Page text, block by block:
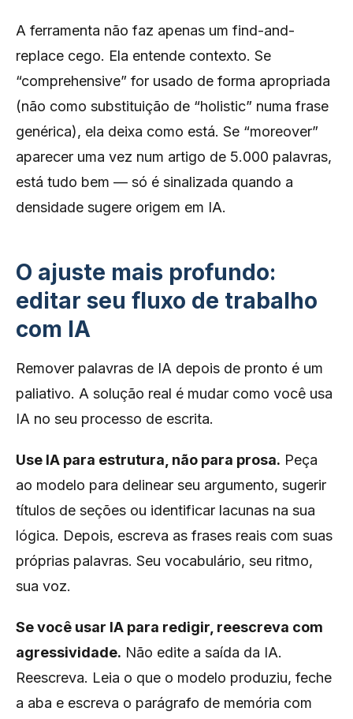
A ferramenta não faz apenas um find-and-
replace cego. Ela entende contexto. Se
“comprehensive” for usado de forma apropriada
(não como substituição de “holistic” numa frase
genérica), ela deixa como está. Se “moreover”
aparecer uma vez num artigo de 5.000 palavras,
está tudo bem — só é sinalizada quando a
densidade sugere origem em IA.
O ajuste mais profundo:
editar seu fluxo de trabalho
com IA
Remover palavras de IA depois de pronto é um
paliativo. A solução real é mudar como você usa
IA no seu processo de escrita.
Use IA para estrutura, não para prosa. Peça
ao modelo para delinear seu argumento, sugerir
títulos de seções ou identificar lacunas na sua
lógica. Depois, escreva as frases reais com suas
próprias palavras. Seu vocabulário, seu ritmo,
sua voz.
Se você usar IA para redigir, reescreva com
agressividade. Não edite a saída da IA.
Reescreva. Leia o que o modelo produziu, feche
a aba e escreva o parágrafo de memória com